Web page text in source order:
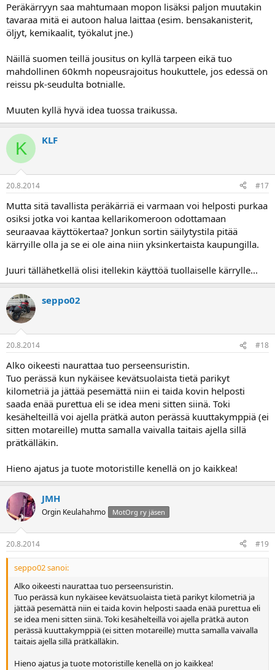
Peräkärryyn saa mahtumaan mopon lisäksi paljon muutakin
tavaraa mitä ei autoon halua laittaa (esim. bensakanisterit,
öljyt, kemikaalit, työkalut jne.)
Näillä suomen teillä jousitus on kyllä tarpeen eikä tuo
mahdollinen 60kmh nopeusrajoitus houkuttele, jos edessä on
reissu pk-seudulta botnialle.
Muuten kyllä hyvä idea tuossa traikussa.
K KLF
20.8.2014 #17
Mutta sitä tavallista peräkärriä ei varmaan voi helposti purkaa
osiksi jotka voi kantaa kellarikomeroon odottamaan
seuraavaa käyttökertaa? Jonkun sortin säilytystila pitää
kärryille olla ja se ei ole aina niin yksinkertaista kaupungilla.
Juuri tällähetkellä olisi itellekin käyttöä tuollaiselle kärrylle...
seppo02
20.8.2014 #18
Alko oikeesti naurattaa tuo perseensuristin.
Tuo perässä kun nykäisee kevätsuolaista tietä parikyt
kilometriä ja jättää pesemättä niin ei taida kovin helposti
saada enää purettua eli se idea meni sitten siinä. Toki
kesähelteillä voi ajella prätkä auton perässä kuuttakymppiä (ei
sitten motareille) mutta samalla vaivalla taitais ajella sillä
prätkälläkin.
Hieno ajatus ja tuote motoristille kenellä on jo kaikkea!
JMH
Orgin Keulahahmo MotOrg ry jäsen
20.8.2014 #19
seppo02 sanoi:
Alko oikeesti naurattaa tuo perseensuristin.
Tuo perässä kun nykäisee kevätsuolaista tietä parikyt kilometriä ja
jättää pesemättä niin ei taida kovin helposti saada enää purettua eli
se idea meni sitten siinä. Toki kesähelteillä voi ajella prätkä auton
perässä kuuttakymppiä (ei sitten motareille) mutta samalla vaivalla
taitais ajella sillä prätkälläkin.
Hieno ajatus ja tuote motoristille kenellä on jo kaikkea!